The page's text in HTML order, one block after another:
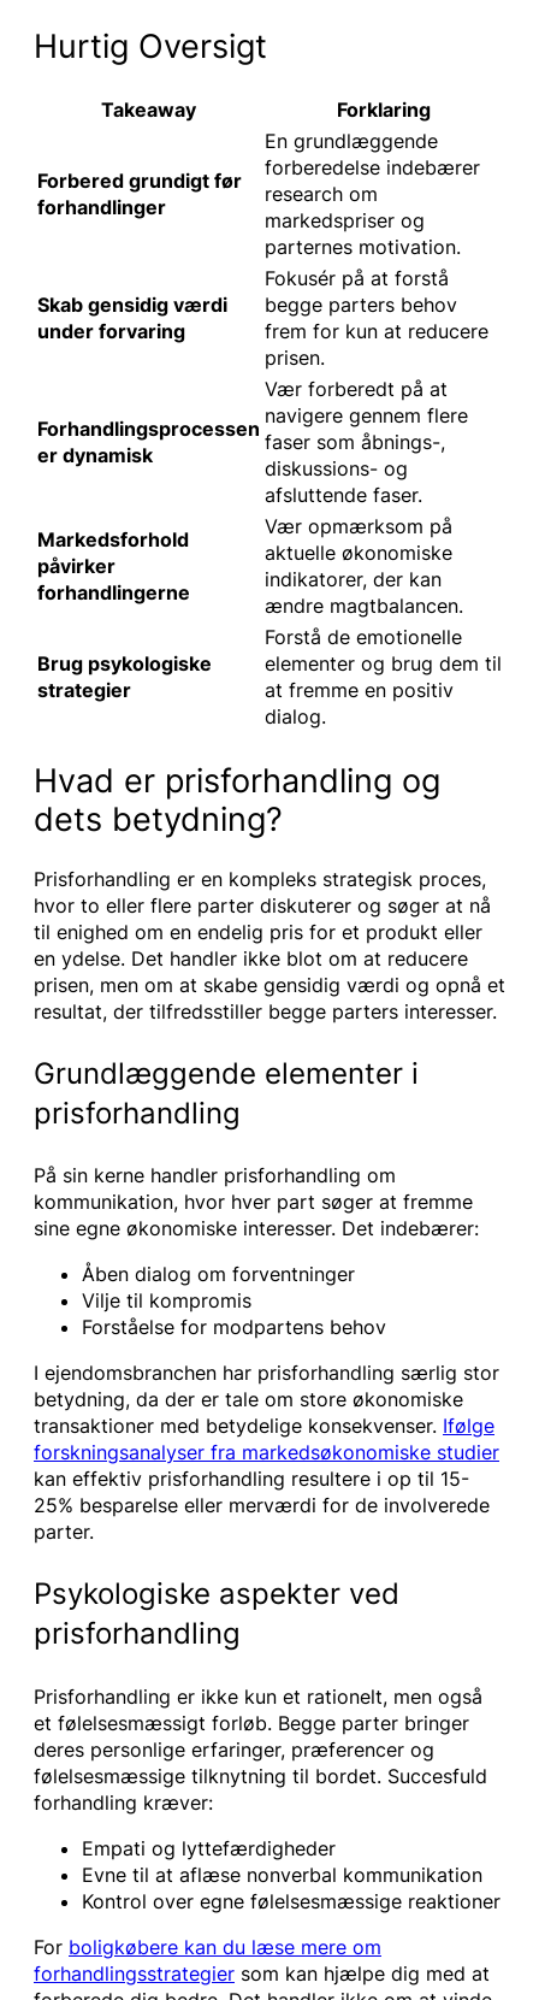
Hurtig Oversigt
Takeaway Forklaring
Forbered grundigt før
forhandlinger
En grundlæggende
forberedelse indebærer
research om
markedspriser og
parternes motivation.
Skab gensidig værdi
under forvaring
Fokusér på at forstå
begge parters behov
frem for kun at reducere
prisen.
Forhandlingsprocessen
er dynamisk
Vær forberedt på at
navigere gennem flere
faser som åbnings-,
diskussions- og
afsluttende faser.
Markedsforhold
påvirker
forhandlingerne
Vær opmærksom på
aktuelle økonomiske
indikatorer, der kan
ændre magtbalancen.
Brug psykologiske
strategier
Forstå de emotionelle
elementer og brug dem til
at fremme en positiv
dialog.
Hvad er prisforhandling og
dets betydning?
Prisforhandling er en kompleks strategisk proces,
hvor to eller flere parter diskuterer og søger at nå
til enighed om en endelig pris for et produkt eller
en ydelse. Det handler ikke blot om at reducere
prisen, men om at skabe gensidig værdi og opnå et
resultat, der tilfredsstiller begge parters interesser.
Grundlæggende elementer i
prisforhandling
På sin kerne handler prisforhandling om
kommunikation, hvor hver part søger at fremme
sine egne økonomiske interesser. Det indebærer:
Åben dialog om forventninger
Vilje til kompromis
Forståelse for modpartens behov
I ejendomsbranchen har prisforhandling særlig stor
betydning, da der er tale om store økonomiske
transaktioner med betydelige konsekvenser. Ifølge
forskningsanalyser fra markedsøkonomiske studier
kan effektiv prisforhandling resultere i op til 15-
25% besparelse eller merværdi for de involverede
parter.
Psykologiske aspekter ved
prisforhandling
Prisforhandling er ikke kun et rationelt, men også
et følelsesmæssigt forløb. Begge parter bringer
deres personlige erfaringer, præferencer og
følelsesmæssige tilknytning til bordet. Succesfuld
forhandling kræver:
Empati og lyttefærdigheder
Evne til at aflæse nonverbal kommunikation
Kontrol over egne følelsesmæssige reaktioner
For boligkøbere kan du læse mere om
forhandlingsstrategier som kan hjælpe dig med at